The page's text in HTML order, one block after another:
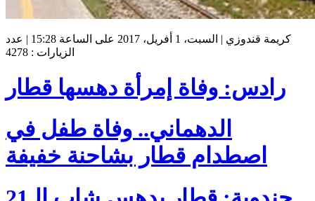
كريمة قندوزي | السبت، 1 أفريل، 2017 على الساعة 15:28 | عدد
الزيارات : 4278
رادس: وفاة إمرأة دهسها قطار
الدهماني.. وفاة طفل في
اصطدام قطار بشاحنة خفيفة